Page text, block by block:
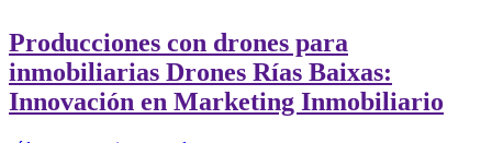
Producciones con drones para
inmobiliarias Drones Rías Baixas:
Innovación en Marketing Inmobiliario